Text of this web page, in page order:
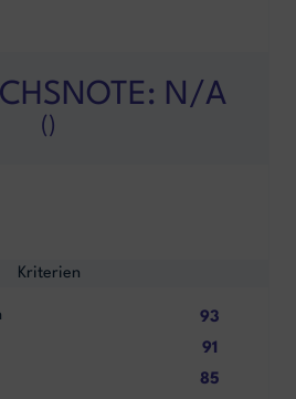
N/A
()
Kriterien
93
91
85